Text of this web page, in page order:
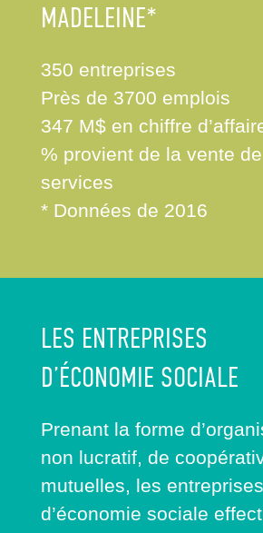
MADELEINE*
350 entreprises
Près de 3700 emplois
347 M$ en chiffre
% provient de la vente
services
* Données de 2016
LES ENTREPRISES
D’ÉCONOMIE SOCIALE
Prenant la forme
non lucratif, de
mutuelles, les entreprises
d’économie sociale